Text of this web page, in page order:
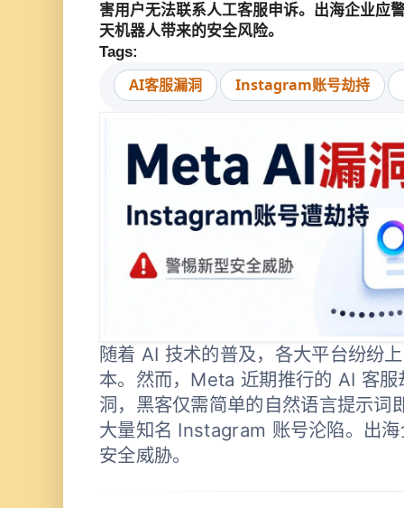
害用户无法联系人工客服申诉。出海企业应
天机器人带来的安全风险。
Tags:
AI客服漏洞 Instagram账号劫持
随着 AI 技术的普及，各大平台纷纷
本。然而，Meta 近期推行的 AI 客
洞，黑客仅需简单的自然语言提示词
大量知名 Instagram 账号沦陷。出
安全威胁。